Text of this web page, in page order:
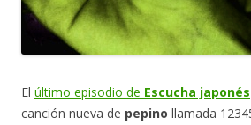
El último episodio de Escucha japonés
canción nueva de pepino llamada